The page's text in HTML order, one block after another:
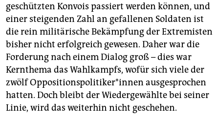
geschützten Konvois passiert werden können, und
einer steigenden Zahl an gefallenen Soldaten ist
die rein militärische Bekämpfung der Extremisten
bisher nicht erfolgreich gewesen. Daher war die
Forderung nach einem Dialog groß – dies war
Kernthema das Wahlkampfs, wofür sich viele der
zwölf Oppositionspolitiker*innen ausgesprochen
hatten. Doch bleibt der Wiedergewählte bei seiner
Linie, wird das weiterhin nicht geschehen.